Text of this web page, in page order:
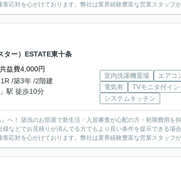
人にあわせた接客応対を心がけております。弊社は業界経験豊富な営業スタッフ
ター）ESTATE東十条
益費4,000円
/築3年 /2階建
」駅 徒歩10分
室内洗濯機置場 エアコ
電気有
TVモニタ付イン
システムキッチン
へ！ 築浅のお部屋で新生活・入居審査が心配の方・初期費用を
などでお見積りが済んでる方でもより良い条件を提示できる場
人にあわせた接客応対を心がけております。弊社は業界経験豊富な営業スタッフ